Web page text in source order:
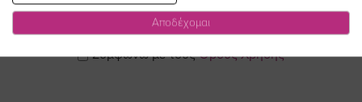
Email
Συμφωνώ με τουςΌρους Χρήσης
Αποδέχομαι